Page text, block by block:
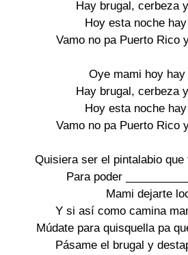
Hay brugal, cerbeza
Hoy esta noche
Vamo no pa Puerto Rico
Oye mami hoy
Hay brugal, cerbeza
Hoy esta noche
Vamo no pa Puerto Rico
Quisiera ser el pintalabio que
Para poder
Mami dejarte
Y si así como camina
Múdate para quisquella pa
Pásame el brugal y